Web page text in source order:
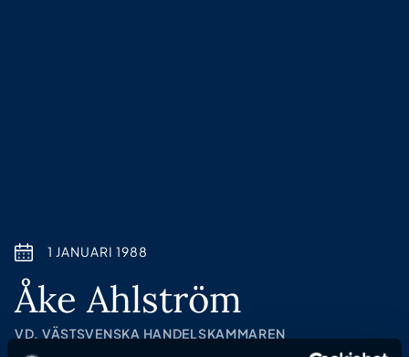
1 JANUARI 1988
Åke Ahlström
VD, VÄSTSVENSKA HANDELSKAMMAREN